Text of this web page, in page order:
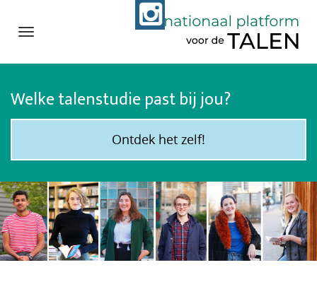
Navigation
naar
het
inhoud
Welke talenstudie past bij jou?
Ontdek het zelf!